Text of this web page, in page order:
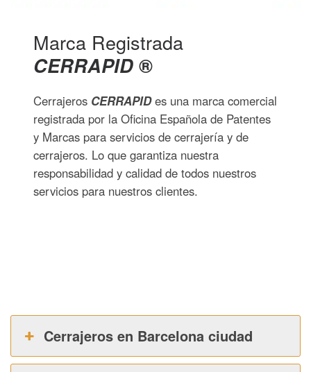
Marca Registrada
CERRAPID ®
Cerrajeros CERRAPIDes una marca comercial
registrada por la Oficina Española de Patentes
y Marcas para servicios de cerrajería y de
cerrajeros. Lo que garantiza nuestra
responsabilidad y calidad de todos nuestros
servicios para nuestros clientes.
Cerrajeros en Barcelona ciudad